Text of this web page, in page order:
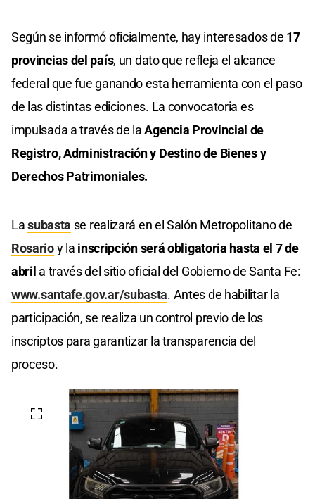
Según se informó oficialmente, hay interesados de 17
provincias del país, un dato que refleja el alcance
federal que fue ganando esta herramienta con el paso
de las distintas ediciones. La convocatoria es
impulsada a través de laAgencia Provincial de
Registro, Administración y Destino de Bienes y
Derechos Patrimoniales.
Lasubasta se realizará en el Salón Metropolitano de
Rosarioy la inscripción será obligatoria hasta el 7 de
abril a través del sitio oficial del Gobierno de Santa Fe:
www.santafe.gov.ar/subasta. Antes de habilitar la
participación, se realiza un control previo de los
inscriptos para garantizar la transparencia del
proceso.